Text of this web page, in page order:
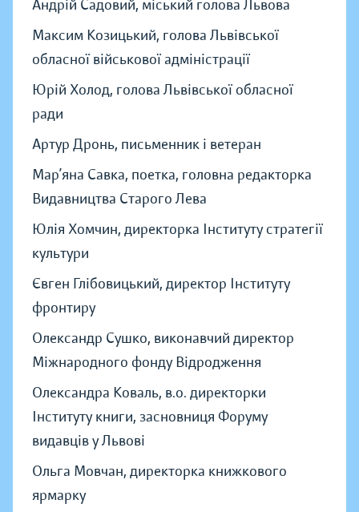
Андрій Садовий, міський голова Львова
Максим Козицький, голова Львівської
обласної військової адміністрації
Юрій Холод, голова Львівської обласної
ради
Артур Дронь, письменник і ветеран
Мар’яна Савка, поетка, головна редакторка
Видавництва Старого Лева
Юлія Хомчин, директорка Інституту стратегії
культури
Євген Глібовицький, директор Інституту
фронтиру
Олександр Сушко, виконавчий директор
Міжнародного фонду Відродження
Олександра Коваль, в.о. директорки
Інституту книги, засновниця Форуму
видавців у Львові
Ольга Мовчан, директорка книжкового
ярмарку